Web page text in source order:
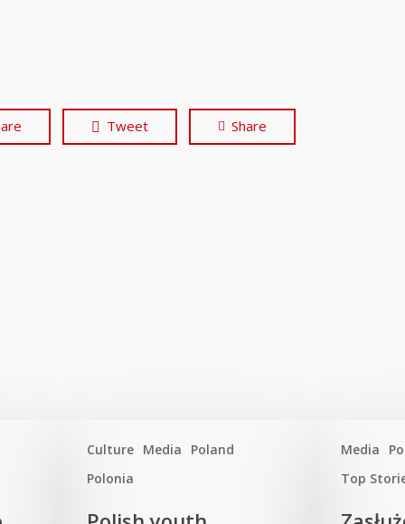
Tweet Share
Culture Media
Poland
Polonia
Media
Top